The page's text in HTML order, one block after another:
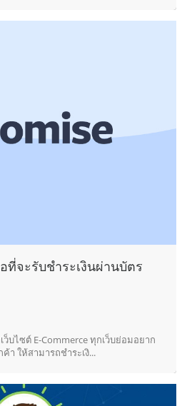
ที่จะรับชำระเงินผ่านบัตร
บไซต์ E-Commerce ทุกเว็บย่อมอยาก
า ให้สามารถชำระเงิ...